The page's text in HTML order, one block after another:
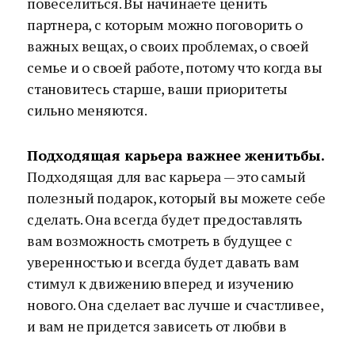
партнера, с которым можно поговорить о
важных вещах, о своих проблемах, о своей
семье и о своей работе, потому что когда вы
становитесь старше, ваши приоритеты
сильно меняются.
Подходящая карьера важнее женитьбы.
Подходящая для вас карьера — это самый
полезный подарок, который вы можете себе
сделать. Она всегда будет предоставлять
вам возможность смотреть в будущее с
уверенностью и всегда будет давать вам
стимул к движению вперед и изучению
нового. Она сделает вас лучше и счастливее,
и вам не придется зависеть от любви в